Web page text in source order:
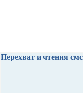
Перехват и чтения смс